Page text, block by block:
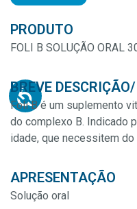
PRODUTO
FOLI B SOLUÇÃO ORAL
BREVE
Foli B é um suplemento
do complexo B. Indicado
idade, que necessitem
APRESENTAÇÃO
Solução oral